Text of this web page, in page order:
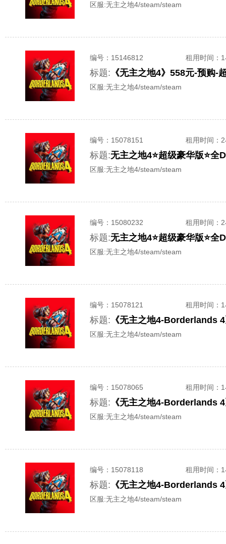
区服:无主之地4/steam/steam
编号： 15146812 租用时间 ：
标题:
区服:无主之地4/steam/steam
编号： 15078151 租用时间 ：
标题:
区服:无主之地4/steam/steam
编号： 15080232 租用时间 ：
标题:
区服:无主之地4/steam/steam
编号： 15078121 租用时间 ：
标题: 《无主之地4-Borderlands
区服:无主之地4/steam/steam
编号： 15078065 租用时间 ：
标题: 《无主之地4-Borderlands
区服:无主之地4/steam/steam
编号： 15078118 租用时间 ：
标题: 《无主之地4-Borderlands
区服:无主之地4/steam/steam